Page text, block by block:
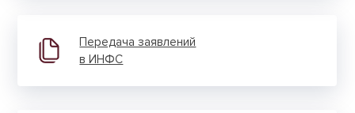
Передача заявлений
в ИНФС